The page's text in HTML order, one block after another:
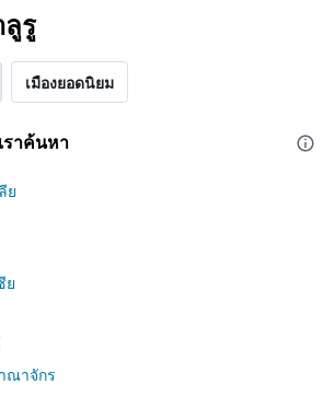
รู
เมืองยอดนิยม
ราค้นหา
ย
ย
ณาจักร